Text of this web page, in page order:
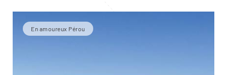
En amoureux Pérou